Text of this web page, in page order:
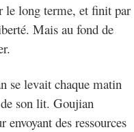
le long terme, et finit par
Mais au fond de
se levait chaque matin
son lit. Goujian
des ressources